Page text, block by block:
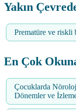
Yakın
Prematüre ve
En Çok
Çocuklarda
Dönemler ve